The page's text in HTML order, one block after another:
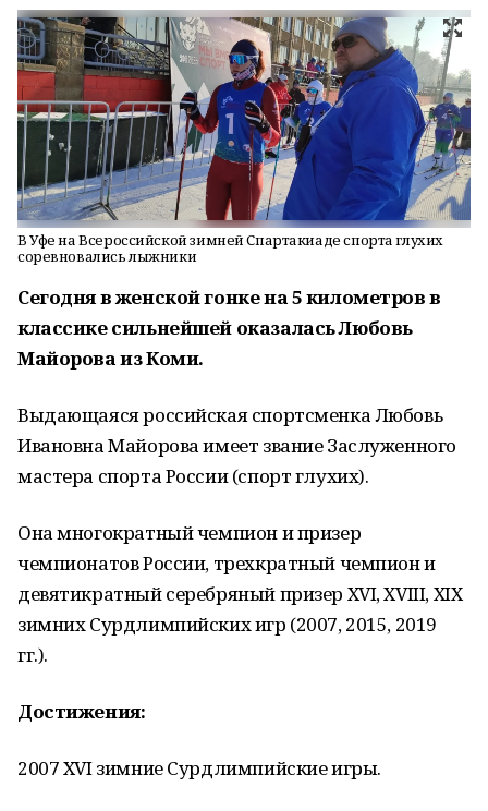
В Уфе на Всероссийской зимней Спартакиаде спорта глухих
соревновались лыжники
Сегодня в женской гонке на 5 километров в
классике сильнейшей оказалась Любовь
Майорова из Коми.
Выдающаяся российская спортсменка Любовь
Ивановна Майорова имеет звание Заслуженного
мастера спорта России (спорт глухих).
Она многократный чемпион и призер
чемпионатов России, трехкратный чемпион и
девятикратный серебряный призер XVI, XVIII, XIX
зимних Сурдлимпийских игр (2007, 2015, 2019
гг.).
Достижения:
2007 XVI зимние Сурдлимпийские игры.